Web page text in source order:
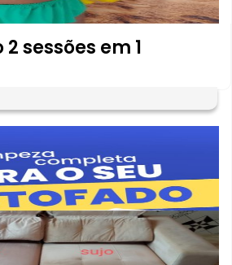
sessões em 1